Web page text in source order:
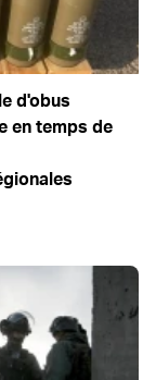
d'obus
en temps de